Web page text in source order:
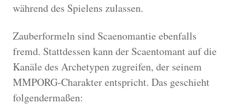
während des Spielens zulassen.
Zauberformeln sind Scaenomantie ebenfalls
fremd. Stattdessen kann der Scaentomant auf die
Kanäle des Archetypen zugreifen, der seinem
MMPORG-Charakter entspricht. Das geschieht
folgendermaßen: